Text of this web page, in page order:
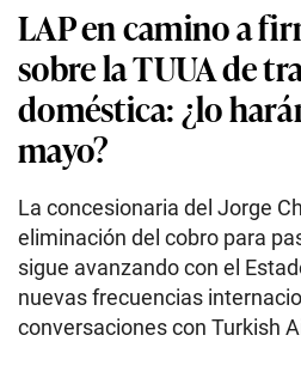
LAP en camino a
sobre la TUUA de
doméstica: ¿lo
mayo?
La concesionaria del Jorge
eliminación del cobro para
sigue avanzando con el
nuevas frecuencias
conversaciones con Turkish